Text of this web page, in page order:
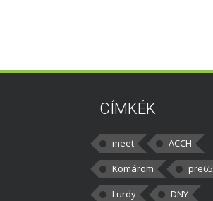
CÍMKÉK
meet
ACCH
Komárom
pre65
Lurdy
DNY